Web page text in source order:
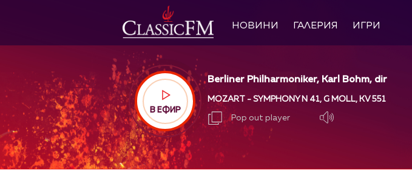
НОВИНИ ГАЛЕРИЯ ИГРИ
В ЕФИР
Berliner Philharmoniker, Karl Bohm, dir
MOZART - SYMPHONY N 41, G MOLL, KV 551
Pop out player